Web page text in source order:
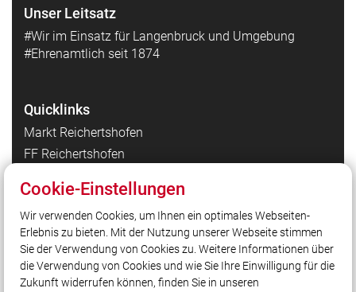
Unser Leitsatz
#Wir im Einsatz für Langenbruck und Umgebung
#Ehrenamtlich seit 1874
Quicklinks
Markt Reichertshofen
FF Reichertshofen
FF Winden am Aign
Kreisbrandinspektion Pfaffenhofen a. d. Ilm
Landesfeuerwehrverband Bayern
Integrierte Leitstelle Ingolstadt
Cookie-Einstellungen
Wir verwenden Cookies, um Ihnen ein optimales Webseiten-
Erlebnis zu bieten. Mit der Nutzung unserer Webseite stimmen
Sie der Verwendung von Cookies zu. Weitere Informationen über
die Verwendung von Cookies und wie Sie Ihre Einwilligung für die
Zukunft widerrufen können, finden Sie in unseren